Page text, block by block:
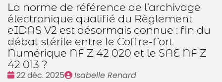
La norme de référence de l’archivage
électronique qualifié du Règlement
eIDAS V2 est désormais connue : fin du
débat stérile entre le Coffre-Fort
Numérique NF Z 42 020 et le SAE NF Z
42 013 ?
Date
22 déc. 2025
Publié
Isabelle Renard